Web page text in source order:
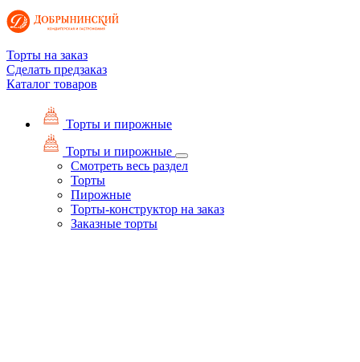
Торты на заказ
Сделать предзаказ
Каталог товаров
Торты и пирожные
Торты и пирожные
Смотреть весь раздел
Торты
Пирожные
Торты-конструктор на заказ
Заказные торты